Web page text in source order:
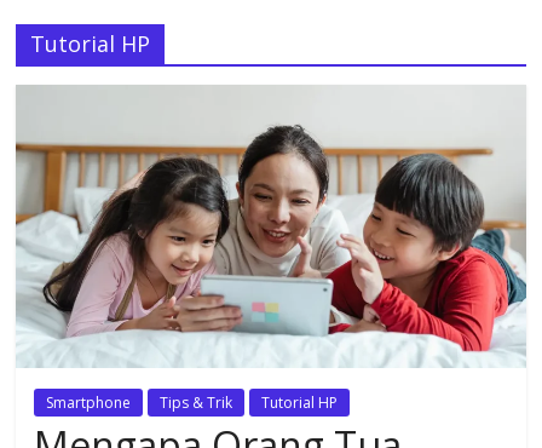
Tutorial HP
Smartphone Tips & Trik Tutorial HP